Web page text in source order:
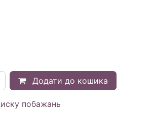
Додати до кошика
побажань